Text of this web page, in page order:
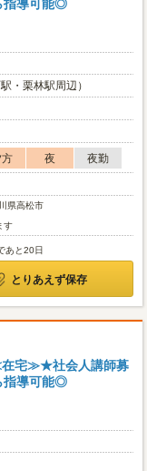
指導可能◎
・栗林駅周辺）
方 夜
夜勤
県高松市
す
あと20日
とりあえず保存
在宅≫★社会人講師募
指導可能◎